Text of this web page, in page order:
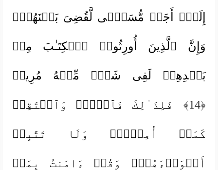
إِلَىٰۤ أَجَلࣲ مُّسَمࣰّى لَّقُضِیَ بَیۡنَهُمۡۚ
وَإِنَّ ٱلَّذِینَ أُورِثُوا۟ ٱلۡكِتَـٰبَ مِنۢ
بَعۡدِهِمۡ لَفِی شَكࣲّ مِّنۡهُ مُرِیبࣲ
﴿14﴾ فَلِذَ ٰ⁠لِكَ فَٱدۡعُۖ وَٱسۡتَقِمۡ
كَمَاۤ أُمِرۡتَۖ وَلَا تَتَّبِعۡ
أَهۡوَاۤءَهُمۡۖ وَقُلۡ ءَامَنتُ بِمَاۤ